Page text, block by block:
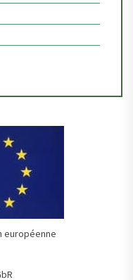
européenne